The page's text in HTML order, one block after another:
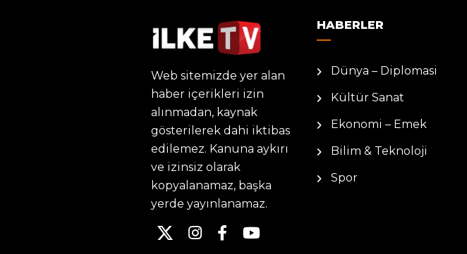
Web sitemizde yer alan
haber içerikleri izin
alınmadan, kaynak
gösterilerek dahi iktibas
edilemez. Kanuna aykırı
ve izinsiz olarak
kopyalanamaz, başka
yerde yayınlanamaz.
HABERLER
Dünya – Diplomasi
Kültür Sanat
Ekonomi – Emek
Bilim & Teknoloji
Spor